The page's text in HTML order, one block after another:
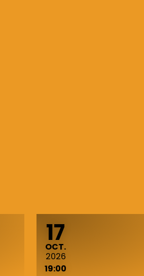
17
OCTOBRE
OCT.
2026
19:00